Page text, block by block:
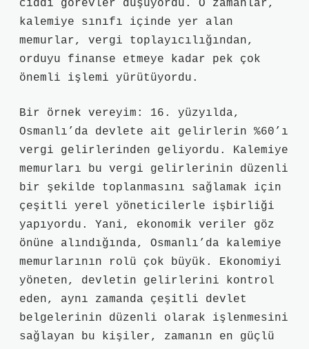
ciddi görevler düşüyordu. O zamanlar,
kalemiye sınıfı içinde yer alan
memurlar, vergi toplayıcılığından,
orduyu finanse etmeye kadar pek çok
önemli işlemi yürütüyordu.
Bir örnek vereyim: 16. yüzyılda,
Osmanlı’da devlete ait gelirlerin %60’ı
vergi gelirlerinden geliyordu. Kalemiye
memurları bu vergi gelirlerinin düzenli
bir şekilde toplanmasını sağlamak için
çeşitli yerel yöneticilerle işbirliği
yapıyordu. Yani, ekonomik veriler göz
önüne alındığında, Osmanlı’da kalemiye
memurlarının rolü çok büyük. Ekonomiyi
yöneten, devletin gelirlerini kontrol
eden, aynı zamanda çeşitli devlet
belgelerinin düzenli olarak işlenmesini
sağlayan bu kişiler, zamanın en güçlü